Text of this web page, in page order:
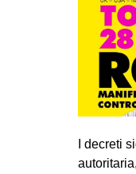
I decreti